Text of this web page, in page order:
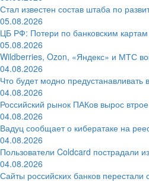
Стал известен состав штаба по
05.08.2026
ЦБ РФ: Потери по банковским
05.08.2026
Wildberries, Ozon, «Яндекс» и МТС
04.08.2026
Что будет модно предустанавливать
04.08.2026
Российский рынок ПАКов вырос втрое
04.08.2026
Вадуц сообщает о кибератаке на
04.08.2026
Пользователи Coldcard пострадали
04.08.2026
Сайты российских банков перестали